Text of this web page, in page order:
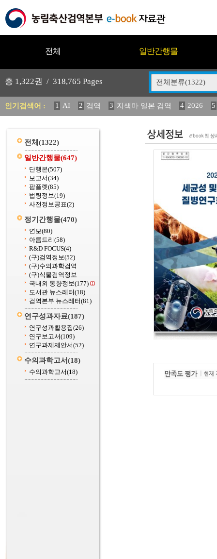
전체 일반간행물
총 1,322권 / 318,765 Pages 전체분류(1322)
인기검색어 : 1 AI 2 검역 3 지색마 일본 검역 4 2026
5
11 2025 12 중독성 식물 도감 13 媛 異 14
전체 (1322)
일반간행물(647)
단행본(507)
보고서(34)
팜플렛(85)
법령정보(19)
사전정보공표(2)
정기간행물(470)
연보(80)
아름드리(58)
R&D FOCUS(4)
(구)검역정보(52)
(구)수의과학검역
(구)식물검역정보
국내외 동향정보(177)
도서관 뉴스레터(18)
검역본부 뉴스레터(81)
연구성과자료(187)
연구성과활용집(26)
연구보고서(109)
연구과제제안서(52)
수의과학고서(18)
수의과학고서(18)